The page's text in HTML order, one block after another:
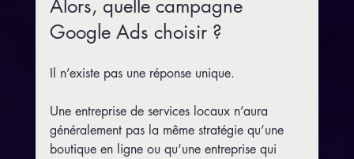
Alors, quelle campagne
Google Ads choisir ?
Il n’existe pas une réponse unique.
Une entreprise de services locaux n’aura
généralement pas la même stratégie qu’une
boutique en ligne ou qu’une entreprise qui